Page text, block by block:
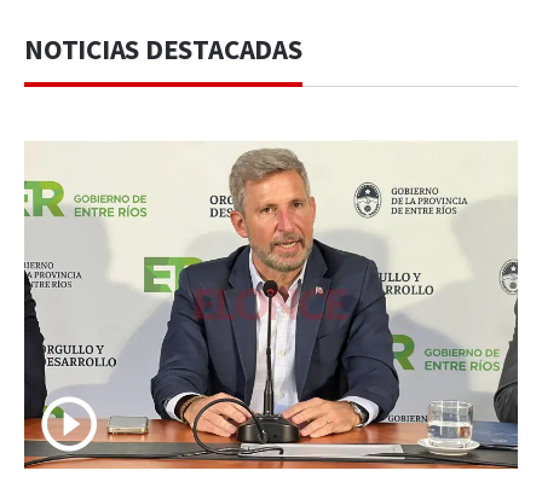
NOTICIAS DESTACADAS